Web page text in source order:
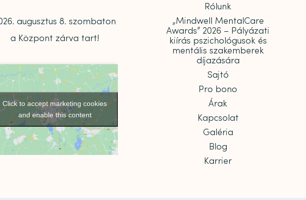
augusztus 8. szombaton
a Központ zárva tart!
Click to accept marketing cookies
and enable this content
Rólunk
„Mindwell MentalCare
Awards” 2026 – Pályázati
kiírás pszichológusok és
mentális szakemberek
díjazására
Sajtó
Pro bono
Árak
Kapcsolat
Galéria
Blog
Karrier